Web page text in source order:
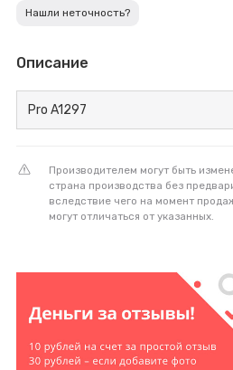
Нашли неточность?
Описание
Pro A1297
Производителем могут быть
страна производства без
вследствие чего на момент
могут отличаться от указанных.